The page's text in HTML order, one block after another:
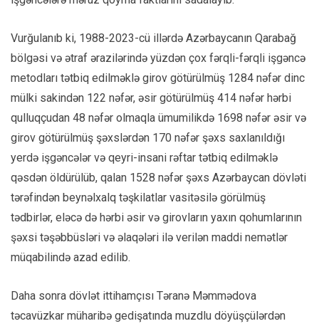
Vurğulanıb ki, 1988-2023-cü illərdə Azərbaycanın Qarabağ
bölgəsi və ətraf ərazilərində yüzdən çox fərqli-fərqli işgəncə
metodları tətbiq edilməklə girov götürülmüş 1284 nəfər dinc
mülki sakindən 122 nəfər, əsir götürülmüş 414 nəfər hərbi
qulluqçudan 48 nəfər olmaqla ümumilikdə 1698 nəfər əsir və
girov götürülmüş şəxslərdən 170 nəfər şəxs saxlanıldığı
yerdə işgəncələr və qeyri-insani rəftar tətbiq edilməklə
qəsdən öldürülüb, qalan 1528 nəfər şəxs Azərbaycan dövləti
tərəfindən beynəlxalq təşkilatlar vasitəsilə görülmüş
tədbirlər, eləcə də hərbi əsir və girovların yaxın qohumlarının
şəxsi təşəbbüsləri və əlaqələri ilə verilən maddi nemətlər
müqabilində azad edilib.
Daha sonra dövlət ittihamçısı Təranə Məmmədova
təcavüzkar müharibə gedişatında muzdlu döyüşçülərdən